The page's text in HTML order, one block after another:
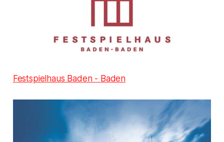
Festspielhaus Baden - Baden